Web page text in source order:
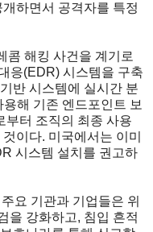
하면서 공격자를 특정
콤 해킹 사건을 계기로
응(EDR) 시스템을 구축
반 시스템에 실시간 분
해 기존 엔드포인트 보
부터 조직의 최종 사용
이다. 미국에서는 이미
시스템 설치를 권고하
요 기관과 기업들은 위
을 강화하고, 침입 흔적